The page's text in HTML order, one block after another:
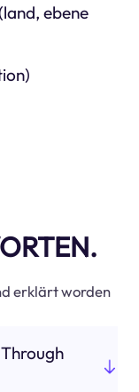
ebene
erklärt worden